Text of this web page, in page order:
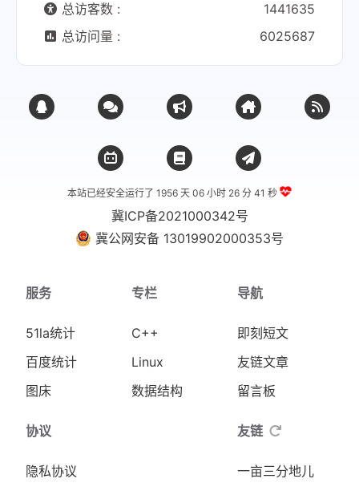
总访客数 :
1441635
总访问量 :
6025687
本站已经安全运行了 1956 天06 小时 26 分 41 秒
冀ICP备2021000342号
冀公网安备 13019902000353号
服务
51la统计
百度统计
图床
专栏
C++
Linux
数据结构
导航
即刻短文
友链文章
留言板
协议
隐私协议
友链
一亩三分地儿